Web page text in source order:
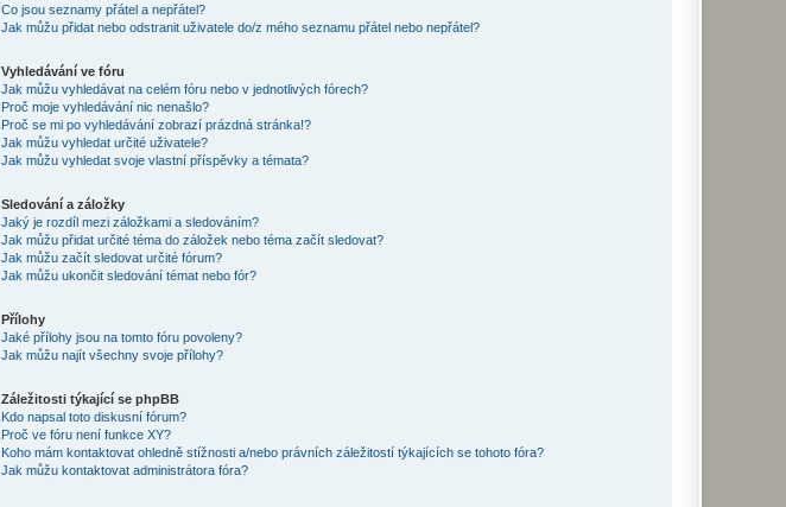
Co jsou seznamy přátel a nepřátel?
Jak můžu přidat nebo odstranit uživatele do/z mého seznamu přátel nebo nepřátel?
Vyhledávání ve fóru
Jak můžu vyhledávat na celém fóru nebo v jednotlivých fórech?
Proč moje vyhledávání nic nenašlo?
Proč se mi po vyhledávání zobrazí prázdná stránka!?
Jak můžu vyhledat určité uživatele?
Jak můžu vyhledat svoje vlastní příspěvky a témata?
Sledování a záložky
Jaký je rozdíl mezi záložkami a sledováním?
Jak můžu přidat určité téma do záložek nebo téma začít sledovat?
Jak můžu začít sledovat určité fórum?
Jak můžu ukončit sledování témat nebo fór?
Přílohy
Jaké přílohy jsou na tomto fóru povoleny?
Jak můžu najít všechny svoje přílohy?
Záležitosti týkající se phpBB
Kdo napsal toto diskusní fórum?
Proč ve fóru není funkce XY?
Koho mám kontaktovat ohledně stížnosti a/nebo právních záležitostí týkajících se tohoto fóra?
Jak můžu kontaktovat administrátora fóra?